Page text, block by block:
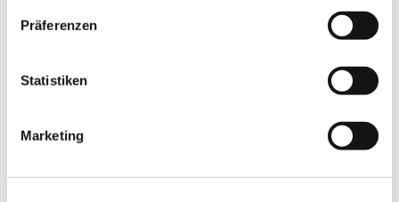
Präferenzen
Statistiken
Marketing